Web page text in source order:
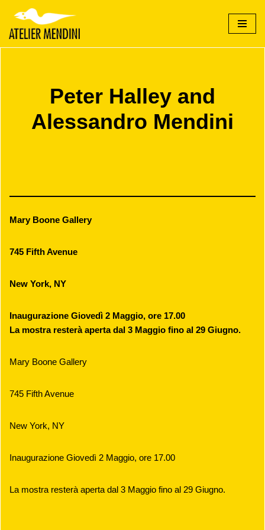
Vai
al
Peter Halley and
Alessandro Mendini
Mary Boone Gallery
745 Fifth Avenue
New York, NY
Inaugurazione Giovedì 2 Maggio, ore 17.00
La mostra resterà aperta dal 3 Maggio fino al 29 Giugno.
Mary Boone Gallery
745 Fifth Avenue
New York, NY
Inaugurazione Giovedì 2 Maggio, ore 17.00
La mostra resterà aperta dal 3 Maggio fino al 29 Giugno.